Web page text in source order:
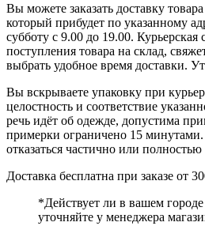
Вы можете заказать доставку
который прибудет по указанному
субботу с 9.00 до 19.00. Курьерская
поступления товара на склад,
выбрать удобное время доставки.
Вы вскрываете упаковку при
целостность и соответствие
речь идёт об одежде, допустима
примерки ограничено 15
отказаться частично или
Доставка бесплатна при заказе от
*Действует ли в вашем городе
уточняйте у менеджера